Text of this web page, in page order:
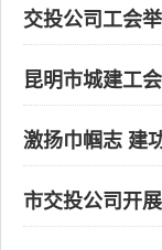
交投公司工会
昆明市城建工
激扬巾帼志 建
市交投公司开